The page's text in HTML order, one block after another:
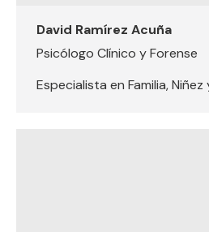
David Ramírez Acuña
Psicólogo Clínico y Forense
Especialista en Familia,